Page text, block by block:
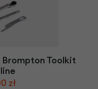
Toolkit
zł